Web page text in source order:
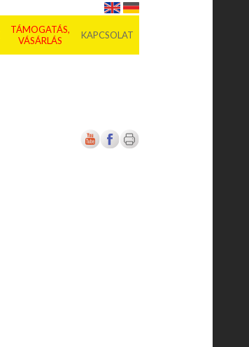
TÁMOGATÁS,
VÁSÁRLÁS
KAPCSOLAT